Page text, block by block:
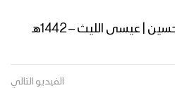
| عيسى الليث – 1442هـ
الفيديو التالي